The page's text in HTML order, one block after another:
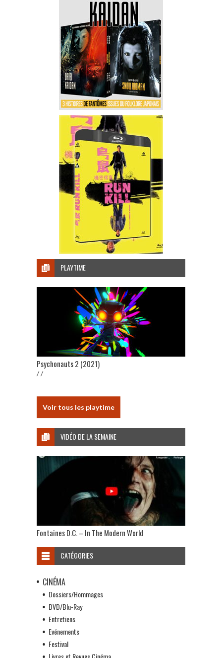
PLAYTIME
Psychonauts 2 (2021)
/ /
Voir tous les playtime
VIDÉO DE LA SEMAINE
Fontaines D.C. – In The Modern World
CATÉGORIES
CINÉMA
Dossiers/Hommages
DVD/Blu-Ray
Entretiens
Evénements
Festival